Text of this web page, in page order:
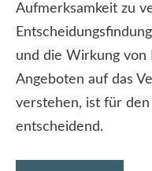
Aufmerksamkeit zu
und die Wirkung von
Angeboten auf das
verstehen, ist für
entscheidend.